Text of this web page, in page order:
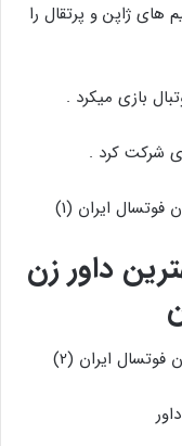
های ژاپن و پرتقال را
بازی میکرد .
شرکت کرد .
داور زن